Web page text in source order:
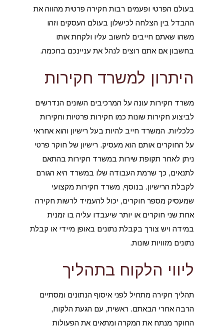
בעולם הפרטי ופעמים רבות חקירה פרטית מהווה את
ההבדל בין הצלחה לכישלון בעולם העסקים וזהו
משהו שאתם חייבים לחשוב עליו ולקחת אותו
בחשבון אם אתם רוצים לנהל את עניינכם בחכמה.
היתרון למשרד חקירות
משרד חקירות עונה על המרכיבים השונים הנדרשים
לביצוע חקירות שונות כמו חקירות פרטיות וחקירות
כלכליות. המשרד חייב להיות בעל רישיון והוא אחראי
על החוקרים אותם הוא מעסיק. רישיון של חוקר פרטי
ניתן לאחר תקופת שירות במשרד חקירות בהתאם
לתנאים, כך שרמת העבודה שלו במשרד היא הגורם
לקבלת הרישיון. בנוסף, משרד חקירות מקצועי
שמעסיק מספר חוקרים, יכול להעמיד לרשות חקירה
אחת שני חוקרים או יותר שיעבדו עליה בו זמנית
במידה ויש צורך בקבלת נתונים באופן מיידי או קבלת
נתונים מזוויות שונות.
ליווי הלקוח בתהליך
תהליך חקירה מתחיל לפני איסוף הנתונים ומסתיים
הרבה אחרי הבאתם. ראשית, עם הגעת הלקוח,
החוקר מנתח את המקרה ומתאים את הפעולות